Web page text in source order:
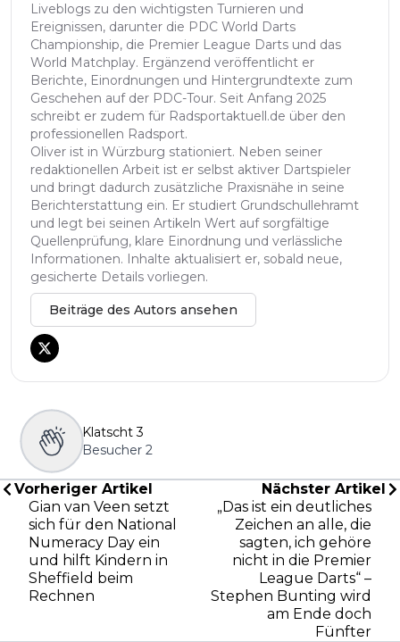
Liveblogs zu den wichtigsten Turnieren und
Ereignissen, darunter die PDC World Darts
Championship, die Premier League Darts und das
World Matchplay. Ergänzend veröffentlicht er
Berichte, Einordnungen und Hintergrundtexte zum
Geschehen auf der PDC-Tour. Seit Anfang 2025
schreibt er zudem für Radsportaktuell.de über den
professionellen Radsport.
Oliver ist in Würzburg stationiert. Neben seiner
redaktionellen Arbeit ist er selbst aktiver Dartspieler
und bringt dadurch zusätzliche Praxisnähe in seine
Berichterstattung ein. Er studiert Grundschullehramt
und legt bei seinen Artikeln Wert auf sorgfältige
Quellenprüfung, klare Einordnung und verlässliche
Informationen. Inhalte aktualisiert er, sobald neue,
gesicherte Details vorliegen.
Beiträge des Autors ansehen
Klatscht 3
Besucher 2
Vorheriger Artikel
Gian van Veen setzt
sich für den National
Numeracy Day ein
und hilft Kindern in
Sheffield beim
Rechnen
Nächster Artikel
„Das ist ein deutliches
Zeichen an alle, die
sagten, ich gehöre
nicht in die Premier
League Darts“ –
Stephen Bunting wird
am Ende doch
Fünfter